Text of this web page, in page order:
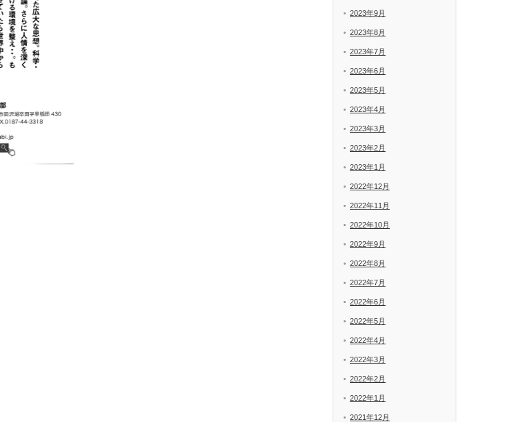
2023年9月
2023年8月
2023年7月
2023年6月
2023年5月
2023年4月
2023年3月
2023年2月
2023年1月
2022年12月
2022年11月
2022年10月
2022年9月
2022年8月
2022年7月
2022年6月
2022年5月
2022年4月
2022年3月
2022年2月
2022年1月
2021年12月